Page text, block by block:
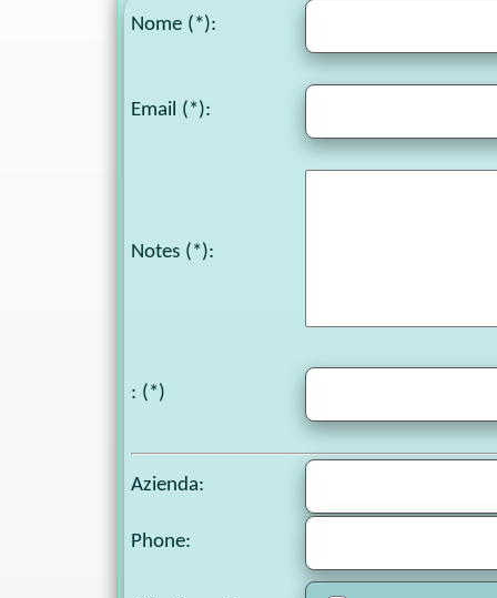
Nome (*):
Email (*):
Notes (*):
: (*)
Azienda:
Phone: